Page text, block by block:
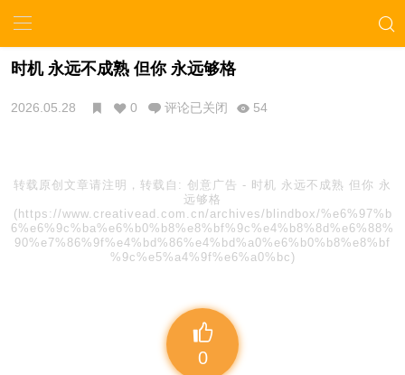
时机 永远不成熟 但你 永远够格
2026.05.28 0 评论已关闭 54
转载原创文章请注明，转载自: 创意广告 - 时机 永远不成熟 但你 永
远够格
(https://www.creativead.com.cn/archives/blindbox/%e6%97%b
6%e6%9c%ba%e6%b0%b8%e8%bf%9c%e4%b8%8d%e6%88%
90%e7%86%9f%e4%bd%86%e4%bd%a0%e6%b0%b8%e8%bf
%9c%e5%a4%9f%e6%a0%bc)
0